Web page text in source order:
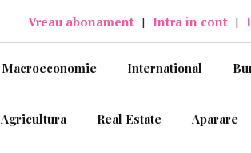
Vreau abonament | Intra in cont |
Macroeconomie International
Agricultura Real Estate Aparare